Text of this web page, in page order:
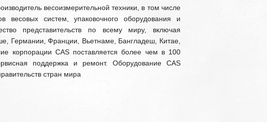
весоизмерительной техники, в том числе
весовых систем, упаковочного оборудования и
представительств по всему миру, включая
Германии, Франции, Вьетнаме, Бангладеш, Китае,
корпорации CAS поставляется более чем в 100
поддержка и ремонт. Оборудование CAS
стран мира